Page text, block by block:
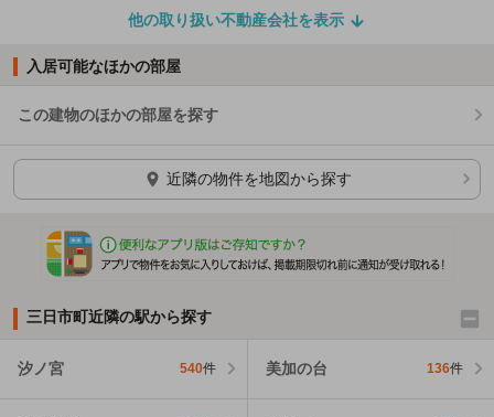
他の取り扱い不動産会社を表示
入居可能なほかの部屋
この建物のほかの部屋を探す
ほかの部屋を検索中…
近隣の物件を地図から探す
三日市町近隣の駅から探す
汐ノ宮 540件 美加の台 136件